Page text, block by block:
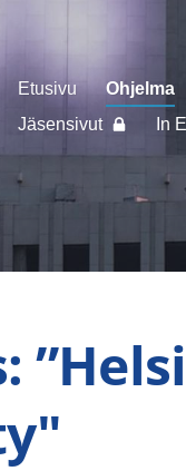
Etusivu Ohjelma
Jäsensivut
In